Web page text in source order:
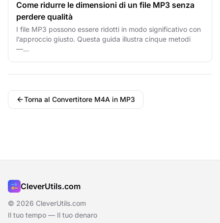
Come ridurre le dimensioni di un file MP3 senza
perdere qualità
I file MP3 possono essere ridotti in modo significativo con
l’approccio giusto. Questa guida illustra cinque metodi
—...
Torna al Convertitore M4A in MP3
CleverUtils.com
© 2026 CleverUtils.com
Il tuo tempo — Il tuo denaro